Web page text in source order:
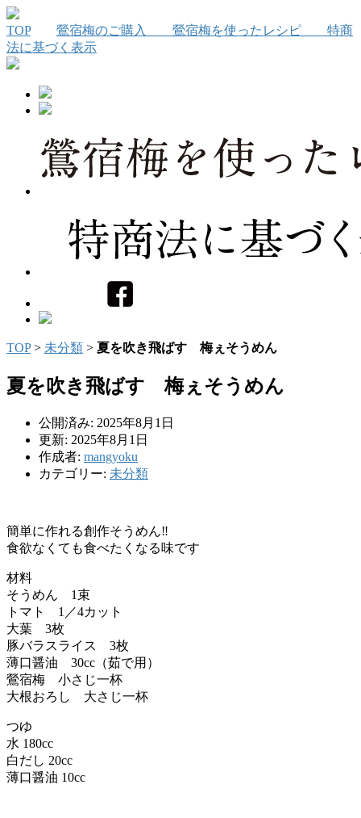
TOP 鶯宿梅のご購入 鶯宿梅を使ったレシピ 特商
法に基づく表示
TOP> 未分類 > 夏を吹き飛ばす 梅ぇそうめん
夏を吹き飛ばす 梅ぇそうめん
公開済み: 2025年8月1日
更新: 2025年8月1日
作成者: mangyoku
カテゴリー: 未分類
簡単に作れる創作そうめん‼
食欲なくても食べたくなる味です
材料
そうめん 1束
トマト 1／4カット
大葉 3枚
豚バラスライス 3枚
薄口醤油 30cc（茹で用）
鶯宿梅 小さじ一杯
大根おろし 大さじ一杯
つゆ
水 180cc
白だし 20cc
薄口醤油 10cc